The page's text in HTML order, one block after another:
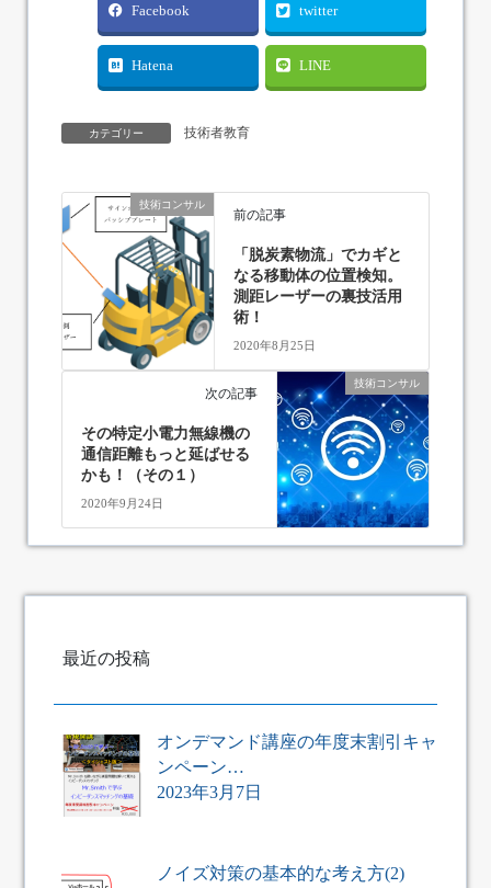
Facebook twitter
Hatena LINE
カテゴリー 技術者教育
技術コンサル
前の記事
「脱炭素物流」でカギと
なる移動体の位置検知。
測距レーザーの裏技活用
術！
2020年8月25日
技術コンサル
次の記事
その特定小電力無線機の
通信距離もっと延ばせる
かも！（その１）
2020年9月24日
最近の投稿
オンデマンド講座の年度末割引キャ
ンペーン…
2023年3月7日
ノイズ対策の基本的な考え方(2)